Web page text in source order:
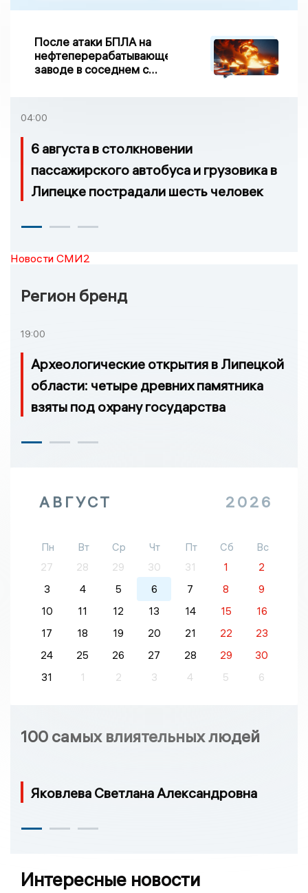
После атаки БПЛА на
нефтеперерабатывающем
заводе в соседнем с
04:00
6 августа в столкновении
пассажирского автобуса и грузовика в
Липецке пострадали шесть человек
Новости СМИ2
Регион бренд
19:00
Археологические открытия в Липецкой
области: четыре древних памятника
взяты под охрану государства
АВГУСТ 2026
Пн Вт Ср Чт Пт Сб
Вс
27
28 29 30 31 1
2
3
4 5 6 7 8
9
10
11 12 13 14 15
16
17
18 19 20 21 22
23
24
25 26 27 28 29
30
31
1 2 3 4 5 6
100 самых влиятельных людей
Яковлева Светлана Александровна
Интересные новости